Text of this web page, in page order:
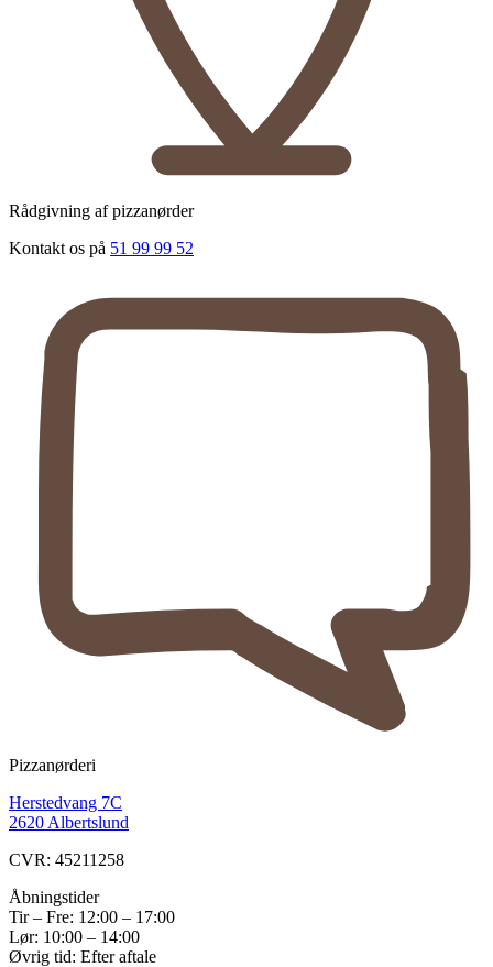
Rådgivning af pizzanørder
Kontakt os på 51 99 99 52
Pizzanørderi
Herstedvang 7C
2620 Albertslund
CVR: 45211258
Åbningstider
Tir – Fre: 12:00 – 17:00
Lør: 10:00 – 14:00
Øvrig tid: Efter aftale